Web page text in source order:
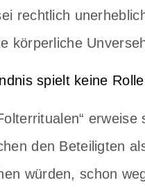
rechtlich
körperliche
spielt keine Rolle
den Beteiligten
würden, schon